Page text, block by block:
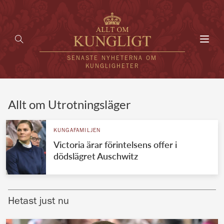
SENASTE NYHETERNA OM
KUNGLIGHETER
UTLÄNDSKT
VÄRLDENS KUNGAHUS
Brittiska kungahuset
Allt om Utrotningsläger
KUNGAFAMILJEN
Victoria ärar förintelsens offer i
dödslägret Auschwitz
Hetast just nu